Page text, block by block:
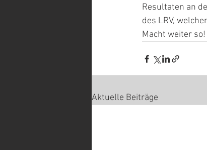
Resultaten an
des LRV,
Macht weiter so!
Aktuelle Beiträge